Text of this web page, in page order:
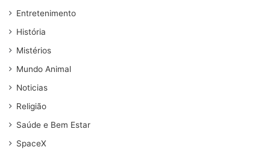
Entretenimento
História
Mistérios
Mundo Animal
Noticias
Religião
Saúde e Bem Estar
SpaceX